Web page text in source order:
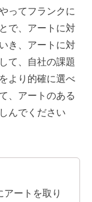
ってフランクに
で、アートに対
き、アートに対
て、自社の課題
より的確に選べ
、アートのある
んでください
アートを取り